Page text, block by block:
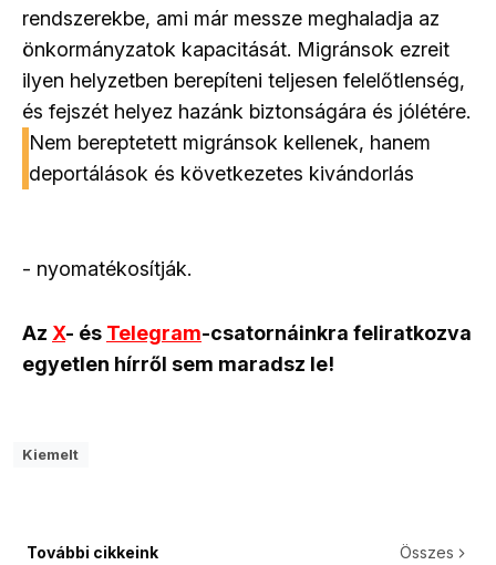
rendszerekbe, ami már messze meghaladja az
önkormányzatok kapacitását. Migránsok ezreit
ilyen helyzetben berepíteni teljesen felelőtlenség,
és fejszét helyez hazánk biztonságára és jólétére.
Nem bereptetett migránsok kellenek, hanem
deportálások és következetes kivándorlás
- nyomatékosítják.
Az X- és Telegram-csatornáinkra feliratkozva
egyetlen hírről sem maradsz le!
Kiemelt
További cikkeink Összes